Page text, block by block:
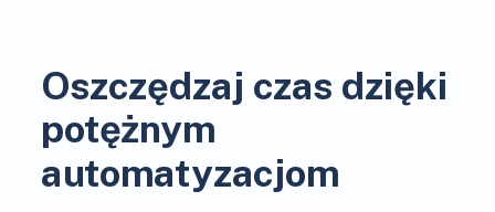
Oszczędzaj czas dzięki
potężnym
automatyzacjom